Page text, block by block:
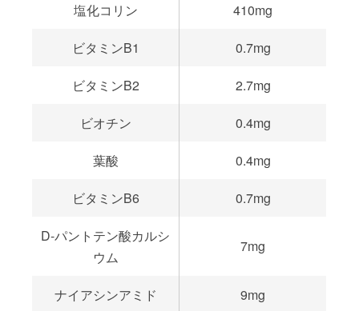
塩化コリン 410mg
ビタミンB1 0.7mg
ビタミンB2 2.7mg
ビオチン 0.4mg
葉酸 0.4mg
ビタミンB6 0.7mg
D-パントテン酸カルシ
ウム
7mg
ナイアシンアミド 9mg